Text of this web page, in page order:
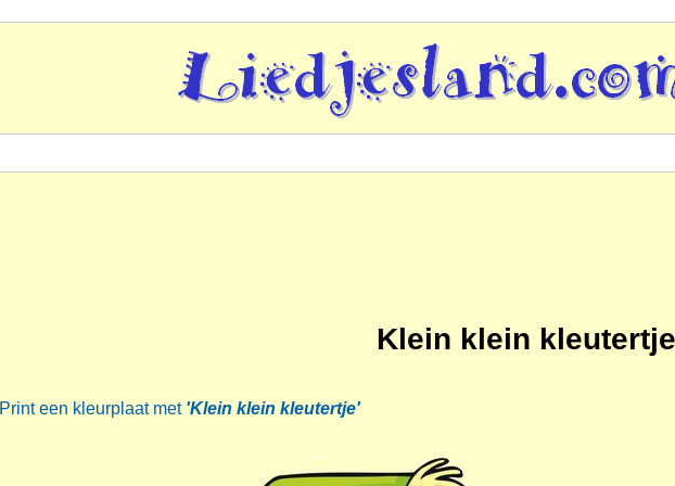
Klein klein
Print een kleurplaat met 'Klein klein kleutertje'